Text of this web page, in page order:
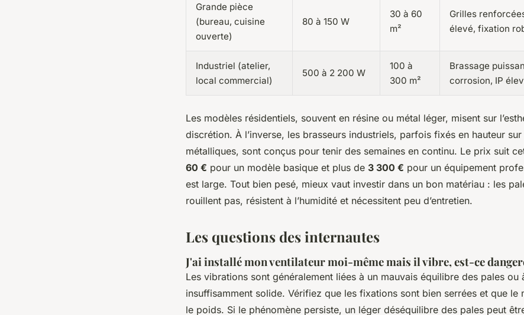
Grande pièce
(bureau, cuisine
ouverte)
80 à 150 W
30 à 60
m²
Grilles
élevé, fixation
Industriel (atelier,
local commercial)
500 à 2 200 W
100 à
300 m²
Brassage
corrosion, IP
Les modèles résidentiels, souvent en résine ou métal léger, misent sur
discrétion. À l’inverse, les brasseurs industriels, parfois fixés en hauteur
métalliques, sont conçus pour tenir des semaines en continu. Le prix suit
60 € pour un modèle basique et plus de 3 300 € pour un équipement
est large. Tout bien pesé, mieux vaut investir dans un bon matériau : les
rouillent pas, résistent à l’humidité et nécessitent peu d’entretien.
Les questions des internautes
J'ai installé mon ventilateur moi-même mais il vibre, est-ce
Les vibrations sont généralement liées à un mauvais équilibre des pales ou
insuffisamment solide. Vérifiez que les fixations sont bien serrées et que le
le poids. Si le phénomène persiste, un léger déséquilibre des pales peut